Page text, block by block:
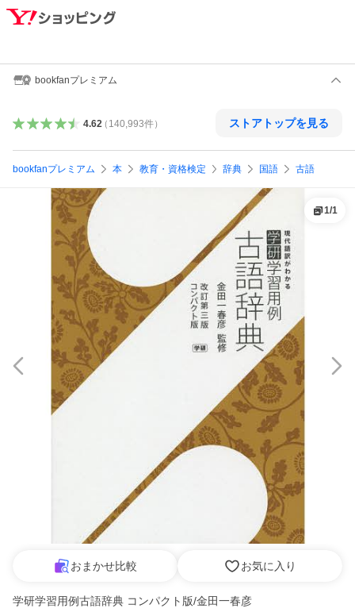
bookfanプレミアム
4.62（ 140,993件） ストアトップを見る
bookfanプレミアム 本 教育・資格検定 辞典 国語 古語
1/1
おまかせ比較 お気に入り
学研学習用例古語辞典 コンパクト版/金田一春彦